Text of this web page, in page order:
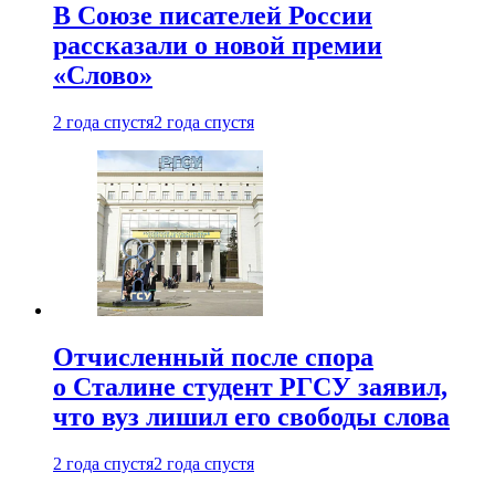
В Союзе писателей России
рассказали о новой премии
«Слово»
2 года спустя2 года спустя
Отчисленный после спора
о Сталине студент РГСУ заявил,
что вуз лишил его свободы слова
2 года спустя2 года спустя